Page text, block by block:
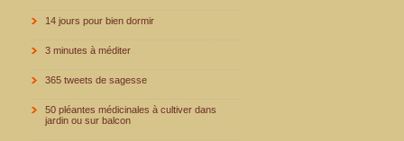
14 jours pour bien dormir
3 minutes à méditer
365 tweets de sagesse
50 pléantes médicinales à cultiver dans
jardin ou sur balcon